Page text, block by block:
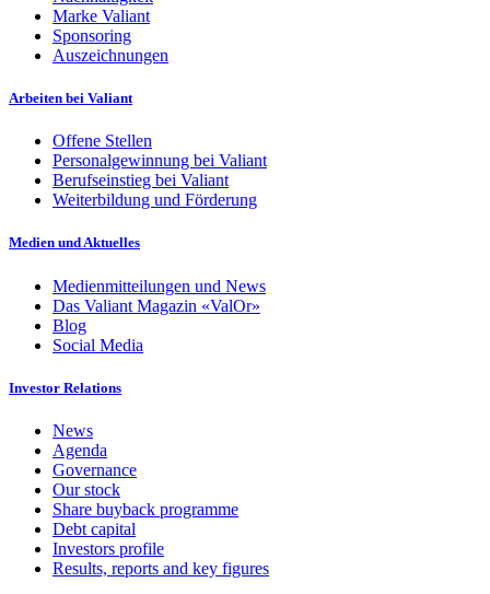
Marke Valiant
Sponsoring
Auszeichnungen
Arbeiten bei Valiant
Offene Stellen
Personalgewinnung bei Valiant
Berufseinstieg bei Valiant
Weiterbildung und Förderung
Medien und Aktuelles
Medienmitteilungen und News
Das Valiant Magazin «ValOr»
Blog
Social Media
Investor Relations
News
Agenda
Governance
Our stock
Share buyback programme
Debt capital
Investors profile
Results, reports and key figures